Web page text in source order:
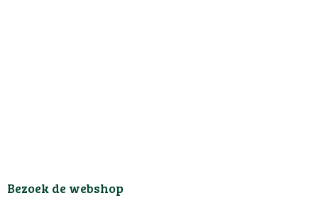
Bezoek de webshop